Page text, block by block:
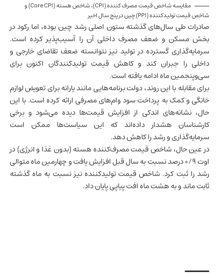
مقایسه شاخص قیمت مصرف کننده (CPI)، شاخص هسته (Core CPI) و
شاخص قیمت تولیدکننده (PPI) چین در پنج سال اخیر
صادرات طی سال‌های گذشته ستون اصلی رشد چین بوده، اما رکود در
بخش مسکن و ضعف مصرف داخلی آن را آسیب‌پذیر کرده است.
سرمایه‌گذاری گسترده در تولید نیز نتوانسته ضعف تقاضای خارجی و
داخلی را جبران کند و کاهش قیمت تولیدکنندگان اکنون برای
سی‌وپنجمین ماه ادامه یافته است.
برای مقابله با این روند، دولت برنامه‌هایی مانند یارانه برای تعویض لوازم
خانگی و کمک به پرداخت سود وام‌های مصرفی ارائه کرده است. با این
حال، نشانه‌های اندکی از افزایش قیمت‌ها دیده می‌شود و برخی
کارشناسان هشدار داده‌اند که این سیاست‌ها ممکن است
سرمایه‌گذاری و رشد را کاهش دهد.
در عین حال، شاخص قیمت مصرف‌کننده هسته (بدون غذا و انرژی) در
اوت ۰/۹ درصد نسبت به سال قبل افزایش یافت و چهارمین ماه متوالی
رشد را ثبت کرد. شاخص قیمت تولیدکننده نیز نسبت به ماه گذشته
ثابت ماند و به هشت ماه افت پیاپی پایان داد.